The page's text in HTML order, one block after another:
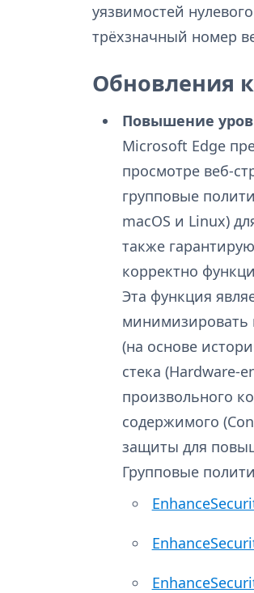
уязвимостей
трёхзначный номер
Обновления
Повышение
Microsoft Edge
просмотре веб-
групповые
macOS и Linux)
также
корректно
Эта функция
минимизировать
(на основе
стека (Hardware-
произвольного
содержимого
защиты для
Групповые